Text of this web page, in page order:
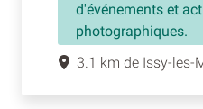
d'événements et
photographiques.
3.1 km de Issy-les-